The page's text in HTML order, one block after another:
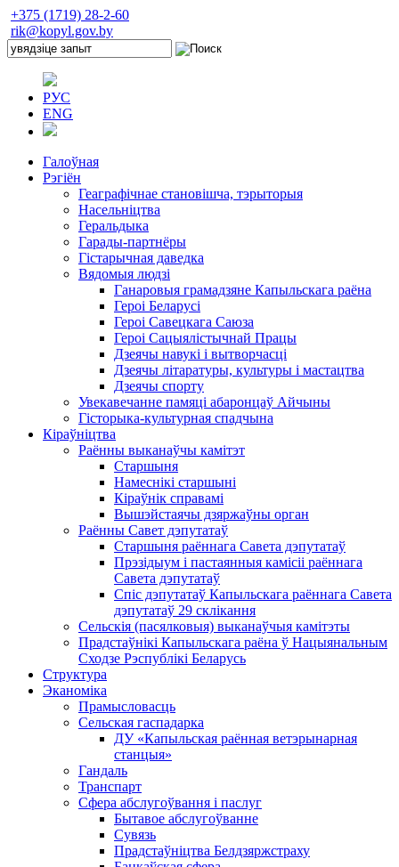
+375 (1719) 28-2-60
rik@kopyl.gov.by
РУС
ENG
Галоўная
Рэгіён
Геаграфічнае становішча, тэрыторыя
Насельніцтва
Геральдыка
Гарады-партнёры
Гістарычная даведка
Вядомыя людзі
Ганаровыя грамадзяне Капыльскага раёна
Героі Беларусі
Героі Савецкага Саюза
Героі Сацыялістычнай Працы
Дзеячы навукі і вытворчасці
Дзеячы літаратуры, культуры і мастацтва
Дзеячы спорту
Увекавечанне памяці абаронцаў Айчыны
Гісторыка-культурная спадчына
Кіраўніцтва
Раённы выканаўчы камітэт
Старшыня
Намеснікі старшыні
Кіраўнік справамі
Вышэйстаячы дзяржаўны орган
Раённы Савет дэпутатаў
Старшыня раённага Савета дэпутатаў
Прэзідыум і пастаянныя камісіі раённага
Савета дэпутатаў
Спіс дэпутатаў Капыльскага раённага Савета
дэпутатаў 29 склікання
Сельскія (пасялковыя) выканаўчыя камітэты
Прадстаўнікі Капыльскага раёна ў Нацыянальным
Сходзе Рэспублікі Беларусь
Структура
Эканоміка
Прамысловасць
Сельская гаспадарка
ДУ «Капыльская раённая ветэрынарная
станцыя»
Гандаль
Транспарт
Сфера абслугоўвання і паслуг
Бытавое абслугоўванне
Сувязь
Прадстаўніцтва Белдзяржстраху